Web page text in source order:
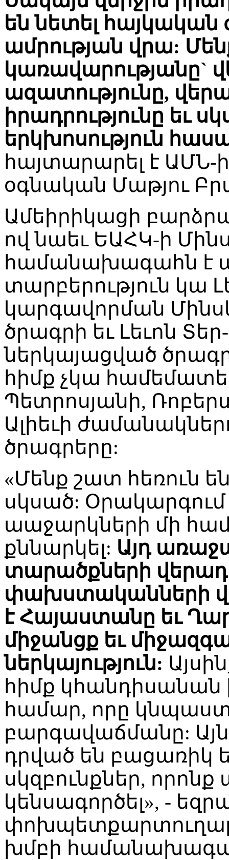
են նետել հայկական
ամրության վրա:
կառավարությանը`
ազատությունը,
իրադրությունը եւ
երկխոսություն
հայտարարել է
օգնական Մաթյու
Ամեիրիկացի
ով նաեւ ԵԱՀԿ-ի
համանախագահն է
տարբերություն կա
կարգավորման
ծրագրի եւ Լեւոն
ներկայացված
հիմք չկա
Պետրոսյանի,
Ալիեւի
ծրագրերը:
«Մենք շատ հեռուն
սկսած: Օրակարգում
աաջարկների մի
քննարկել: Այդ
տարածքների
փախստականների
է Հայաստանը եւ
միջանցք եւ
ներկայություն:
հիմք
համար, որը
բարգավաճմանը:
դրված են բացառիկ
սկզբունքներ,
կենսագործել», -
խմբի